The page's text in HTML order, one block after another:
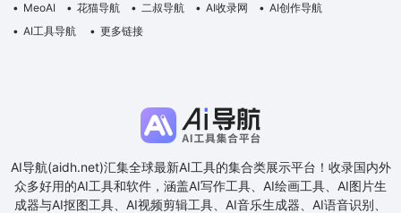
MeoAI
花猫导航 二叔导航 AI收录网
AI创作导航
AI工具导航
更多链接
AI导航(aidh.net)汇集全球最新AI工具的集合类展示平台！收录国内外
众多好用的AI工具和软件，涵盖AI写作工具、AI绘画工具、AI图片生
成器与AI抠图工具、AI视频剪辑工具、AI音乐生成器、AI语音识别、